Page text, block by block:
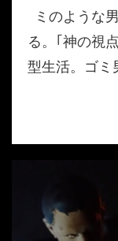
ミのような
る。｢神の視
型生活。ゴミ